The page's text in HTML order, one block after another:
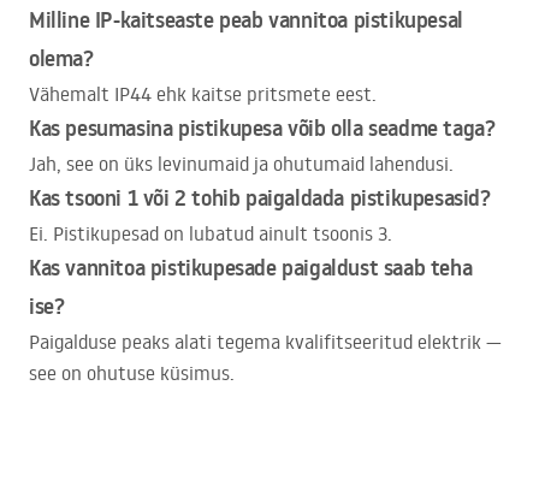
Milline IP-kaitseaste peab vannitoa pistikupesal
olema?
Vähemalt IP44 ehk kaitse pritsmete eest.
Kas pesumasina pistikupesa võib olla seadme taga?
Jah, see on üks levinumaid ja ohutumaid lahendusi.
Kas tsooni 1 või 2 tohib paigaldada pistikupesasid?
Ei. Pistikupesad on lubatud ainult tsoonis 3.
Kas vannitoa pistikupesade paigaldust saab teha
ise?
Paigalduse peaks alati tegema kvalifitseeritud elektrik —
see on ohutuse küsimus.